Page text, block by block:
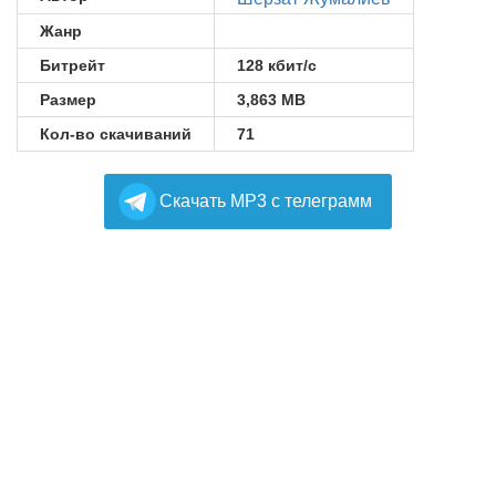
Жанр
Битрейт
128 кбит/с
Размер
3,863 MB
Кол-во скачиваний
71
Cкачать MP3 с телеграмм